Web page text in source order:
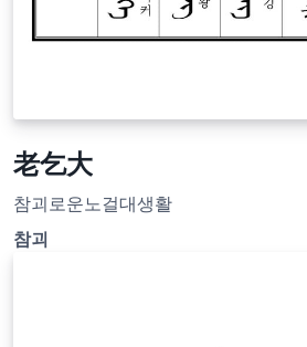
老乞大
참괴로운노걸대생활
참괴